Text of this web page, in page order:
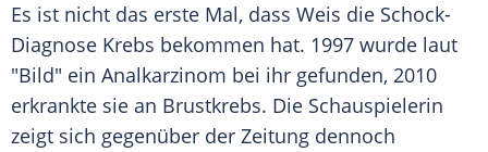
Es ist nicht das erste Mal, dass Weis die Schock-
Diagnose Krebs bekommen hat. 1997 wurde laut
"Bild" ein Analkarzinom bei ihr gefunden, 2010
erkrankte sie an Brustkrebs. Die Schauspielerin
zeigt sich gegenüber der Zeitung dennoch